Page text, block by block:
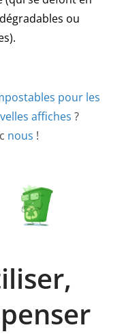
ou
pour les
affiches ?
nous !